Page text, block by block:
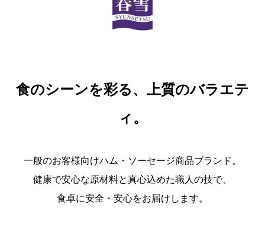
食のシーンを彩る、上質のバラエテ
ィ。
一般のお客様向けハム・ソーセージ商品ブランド。
健康で安心な原材料と真心込めた職人の技で、
食卓に安全・安心をお届けします。